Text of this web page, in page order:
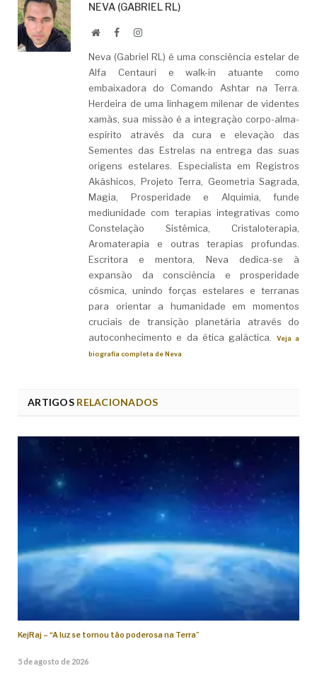
NEVA (GABRIEL RL)
WebsiteFacebookLinkedIn
Neva (Gabriel RL) é uma consciência estelar de
Alfa Centauri e walk-in atuante como
embaixadora do Comando Ashtar na Terra.
Herdeira de uma linhagem milenar de videntes
xamãs, sua missão é a integração corpo-alma-
espírito através da cura e elevação das
Sementes das Estrelas na entrega das suas
origens estelares. Especialista em Registros
Akáshicos, Projeto Terra, Geometria Sagrada,
Magia, Prosperidade e Alquimia, funde
mediunidade com terapias integrativas como
Constelação Sistêmica, Cristaloterapia,
Aromaterapia e outras terapias profundas.
Escritora e mentora, Neva dedica-se à
expansão da consciência e prosperidade
cósmica, unindo forças estelares e terranas
para orientar a humanidade em momentos
cruciais de transição planetária através do
autoconhecimento e da ética galáctica.
Veja a
biografia completa de Neva
ARTIGOSRELACIONADOS
KejRaj – “A luz se tornou tão poderosa na Terra”
5 de agosto de 2026